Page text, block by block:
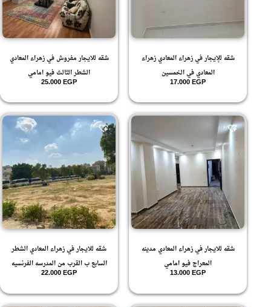
شقه للإيجار في زهراء المعادي زهراء
المعادي في الخمسين
17.000EGP
شقه للايجار مفروش في زهراء المعادي
الشطر الثالث فيو امامي
25.000EGP
شقه للايجار في زهراء المعادي مدينه
المعراج فيو امامي
13.000EGP
شقه للايجار في زهراء المعادي الشطر
السابع ب القرب من المدرسه الفرنسيه
22.000EGP